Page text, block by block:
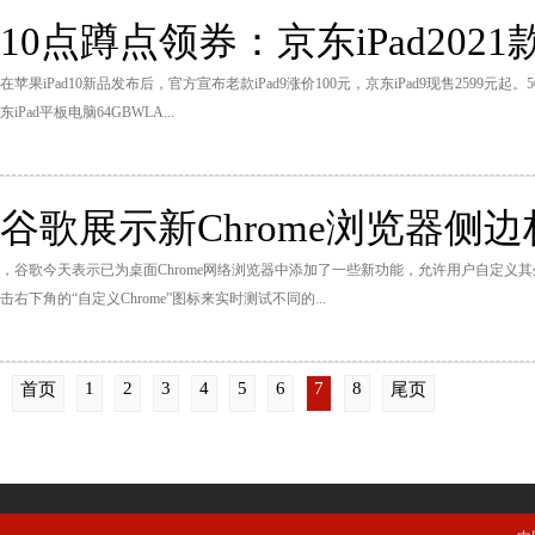
10点蹲点领券：京东iPad2021
在苹果iPad10新品发布后，官方宣布老款iPad9涨价100元，京东iPad9现售2599元起
东iPad平板电脑64GBWLA...
谷歌展示新Chrome浏览器侧
，谷歌今天表示已为桌面Chrome网络浏览器中添加了一些新功能，允许用户自定义
击右下角的“自定义Chrome”图标来实时测试不同的...
首页 1 2 3 4 5 6 7 8 尾页